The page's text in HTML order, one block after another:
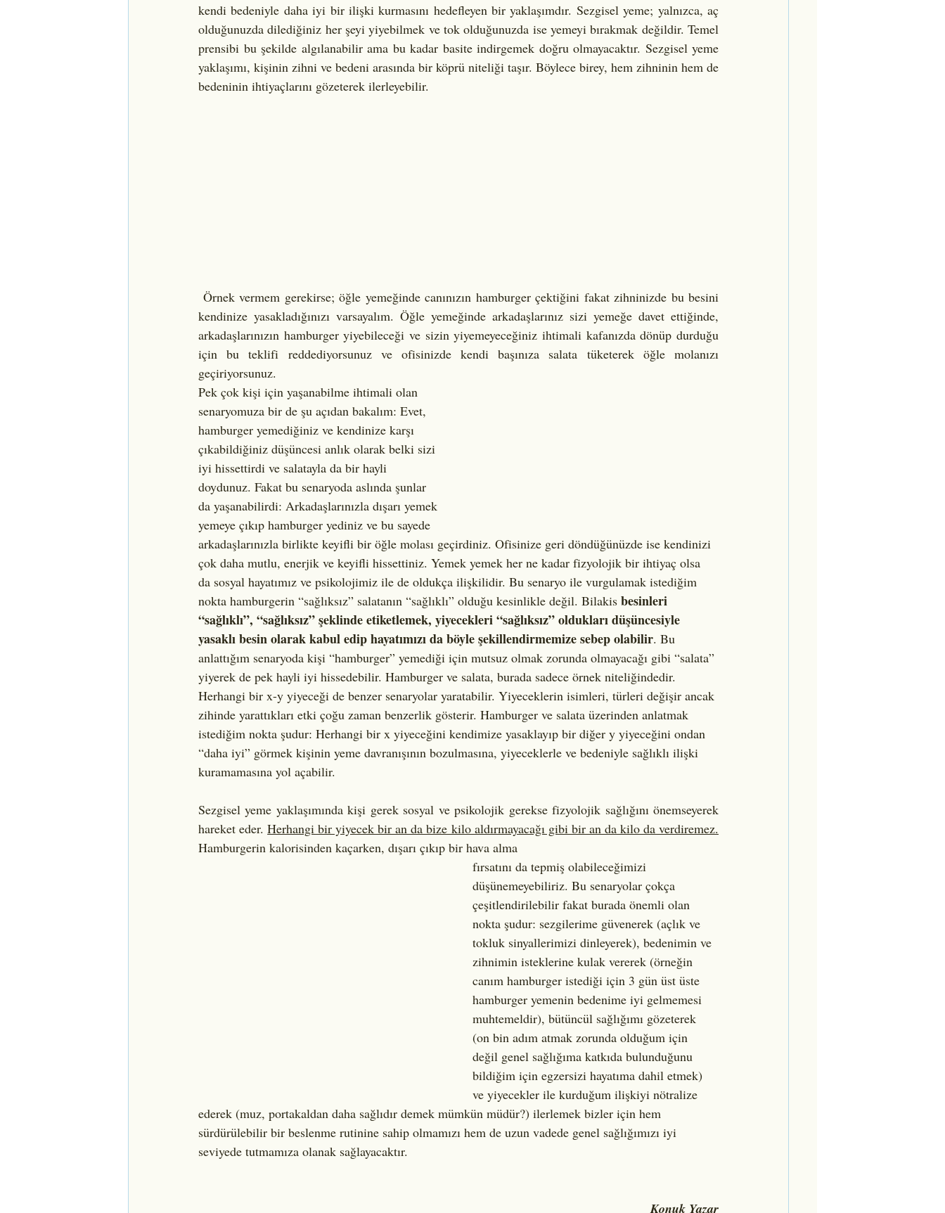
kendi bedeniyle daha iyi bir ilişki kurmasını hedefleyen bir yaklaşımdır. Sezgisel yeme; yalnızca, aç
olduğunuzda dilediğiniz her şeyi yiyebilmek ve tok olduğunuzda ise yemeyi bırakmak değildir. Temel
prensibi bu şekilde algılanabilir ama bu kadar basite indirgemek doğru olmayacaktır. Sezgisel yeme
yaklaşımı, kişinin zihni ve bedeni arasında bir köprü niteliği taşır. Böylece birey, hem zihninin hem de
bedeninin ihtiyaçlarını gözeterek ilerleyebilir.
kendinize yasakladığınızı varsayalım. Öğle yemeğinde arkadaşlarınız sizi yemeğe davet ettiğinde,
arkadaşlarınızın hamburger yiyebileceği ve sizin yiyemeyeceğiniz ihtimali kafanızda dönüp durduğu
için bu teklifi reddediyorsunuz ve ofisinizde kendi başınıza salata tüketerek öğle molanızı
geçiriyorsunuz.
Pek çok kişi için yaşanabilme ihtimali olan
senaryomuza bir de şu açıdan bakalım: Evet,
hamburger yemediğiniz ve kendinize karşı
çıkabildiğiniz düşüncesi anlık olarak belki sizi
iyi hissettirdi ve salatayla da bir hayli
doydunuz. Fakat bu senaryoda aslında şunlar
da yaşanabilirdi: Arkadaşlarınızla dışarı yemek
yemeye çıkıp hamburger yediniz ve bu sayede
arkadaşlarınızla birlikte keyifli bir öğle molası geçirdiniz. Ofisinize geri döndüğünüzde ise kendinizi
çok daha mutlu, enerjik ve keyifli hissettiniz. Yemek yemek her ne kadar fizyolojik bir ihtiyaç olsa
da sosyal hayatımız ve psikolojimiz ile de oldukça ilişkilidir. Bu senaryo ile vurgulamak istediğim
nokta hamburgerin “sağlıksız” salatanın “sağlıklı” olduğu kesinlikle değil. Bilakis besinleri
“sağlıklı”, “sağlıksız” şeklinde etiketlemek, yiyecekleri “sağlıksız” oldukları düşüncesiyle
yasaklı besin olarak kabul edip hayatımızı da böyle şekillendirmemize sebep olabilir. Bu
anlattığım senaryoda kişi “hamburger” yemediği için mutsuz olmak zorunda olmayacağı gibi “salata”
yiyerek de pek hayli iyi hissedebilir. Hamburger ve salata, burada sadece örnek niteliğindedir.
Herhangi bir x-y yiyeceği de benzer senaryolar yaratabilir. Yiyeceklerin isimleri, türleri değişir ancak
zihinde yarattıkları etki çoğu zaman benzerlik gösterir. Hamburger ve salata üzerinden anlatmak
istediğim nokta şudur: Herhangi bir x yiyeceğini kendimize yasaklayıp bir diğer y yiyeceğini ondan
“daha iyi” görmek kişinin yeme davranışının bozulmasına, yiyeceklerle ve bedeniyle sağlıklı ilişki
kuramamasına yol açabilir.
Sezgisel yeme yaklaşımında kişi gerek sosyal ve psikolojik gerekse fizyolojik sağlığını önemseyerek
hareket eder. Herhangi bir yiyecek bir an da bize kilo aldırmayacağı gibi bir an da kilo da verdiremez.
Hamburgerin kalorisinden kaçarken, dışarı çıkıp bir hava alma
fırsatını da tepmiş olabileceğimizi
düşünemeyebiliriz. Bu senaryolar çokça
çeşitlendirilebilir fakat burada önemli olan
nokta şudur: sezgilerime güvenerek (açlık ve
tokluk sinyallerimizi dinleyerek), bedenimin ve
zihnimin isteklerine kulak vererek (örneğin
canım hamburger istediği için 3 gün üst üste
hamburger yemenin bedenime iyi gelmemesi
muhtemeldir), bütüncül sağlığımı gözeterek
(on bin adım atmak zorunda olduğum için
değil genel sağlığıma katkıda bulunduğunu
bildiğim için egzersizi hayatıma dahil etmek)
ve yiyecekler ile kurduğum ilişkiyi nötralize
ederek (muz, portakaldan daha sağlıdır demek mümkün müdür?) ilerlemek bizler için hem
sürdürülebilir bir beslenme rutinine sahip olmamızı hem de uzun vadede genel sağlığımızı iyi
seviyede tutmamıza olanak sağlayacaktır.
Konuk Yazar